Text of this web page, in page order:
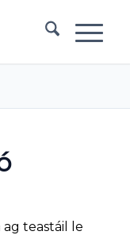
teastáil le